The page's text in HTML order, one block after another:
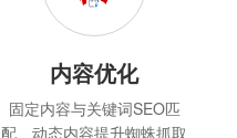
内容优化
固定内容与关键词SEO匹
配、动态内容提升蜘蛛抓取